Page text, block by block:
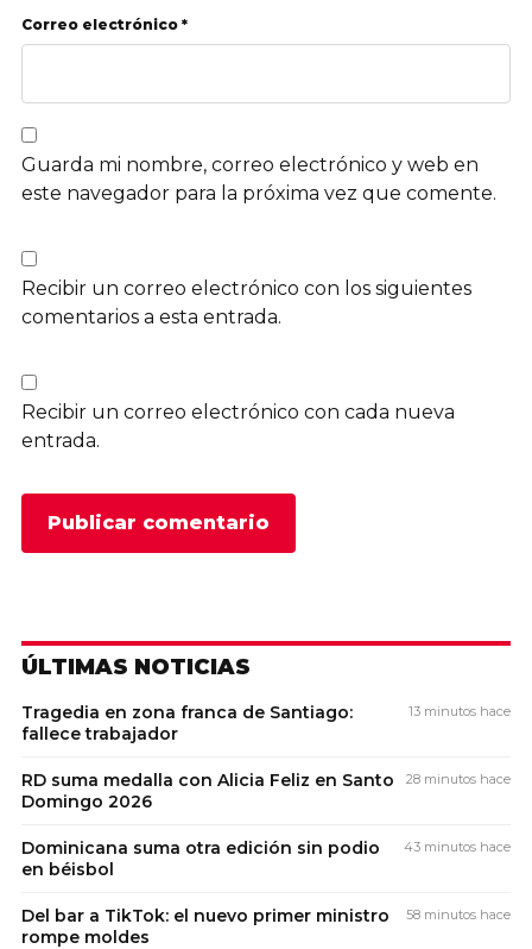
Correo electrónico *
Guarda mi nombre, correo electrónico y web en
este navegador para la próxima vez que comente.
Recibir un correo electrónico con los siguientes
comentarios a esta entrada.
Recibir un correo electrónico con cada nueva
entrada.
ÚLTIMAS NOTICIAS
Tragedia en zona franca de Santiago:
fallece trabajador
13 minutos hace
RD suma medalla con Alicia Feliz en Santo
Domingo 2026
28 minutos hace
Dominicana suma otra edición sin podio
en béisbol
43 minutos hace
Del bar a TikTok: el nuevo primer ministro
rompe moldes
58 minutos hace